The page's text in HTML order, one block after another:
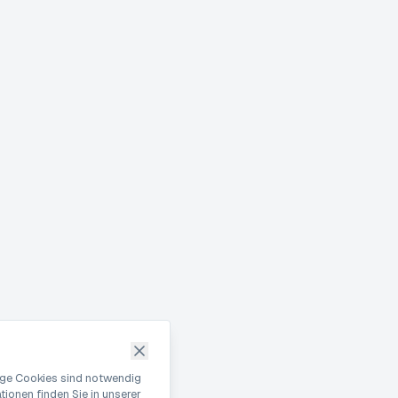
Cookies sind notwendig
finden Sie in unserer